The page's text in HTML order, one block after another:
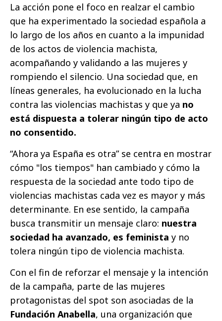
La acción pone el foco en realzar el cambio
que ha experimentado la sociedad española a
lo largo de los años en cuanto a la impunidad
de los actos de violencia machista,
acompañando y validando a las mujeres y
rompiendo el silencio. Una sociedad que, en
líneas generales, ha evolucionado en la lucha
contra las violencias machistas y que ya no
está dispuesta a tolerar ningún tipo de acto
no consentido.
“Ahora ya España es otra” se centra en mostrar
cómo "los tiempos" han cambiado y cómo la
respuesta de la sociedad ante todo tipo de
violencias machistas cada vez es mayor y más
determinante. En ese sentido, la campaña
busca transmitir un mensaje claro: nuestra
sociedad ha avanzado, es feminista y no
tolera ningún tipo de violencia machista.
Con el fin de reforzar el mensaje y la intención
de la campaña, parte de las mujeres
protagonistas del spot son asociadas de la
Fundación Anabella, una organización que